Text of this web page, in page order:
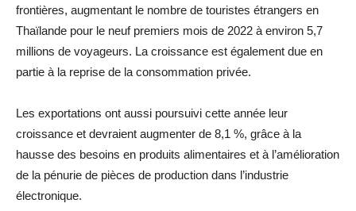
frontières, augmentant le nombre de touristes étrangers en
Thaïlande pour le neuf premiers mois de 2022 à environ 5,7
millions de voyageurs. La croissance est également due en
partie à la reprise de la consommation privée.
Les exportations ont aussi poursuivi cette année leur
croissance et devraient augmenter de 8,1 %, grâce à la
hausse des besoins en produits alimentaires et à l’amélioration
de la pénurie de pièces de production dans l’industrie
électronique.